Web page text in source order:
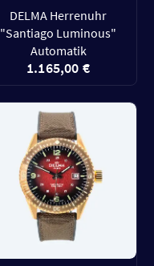
DELMA Herrenuhr
"Santiago Luminous"
Automatik
1.165,00 €